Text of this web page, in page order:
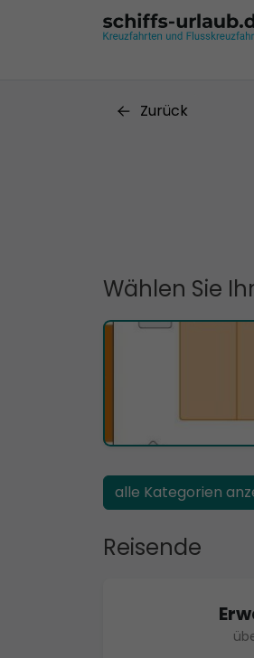
Zurück
Wählen Sie
alle Kategorien
Reisende